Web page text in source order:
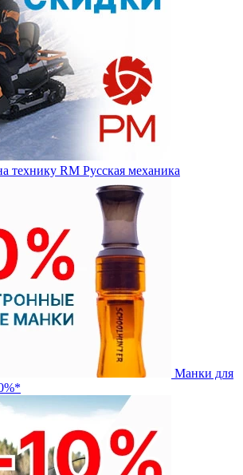
технику RM Русская механика
Манки для